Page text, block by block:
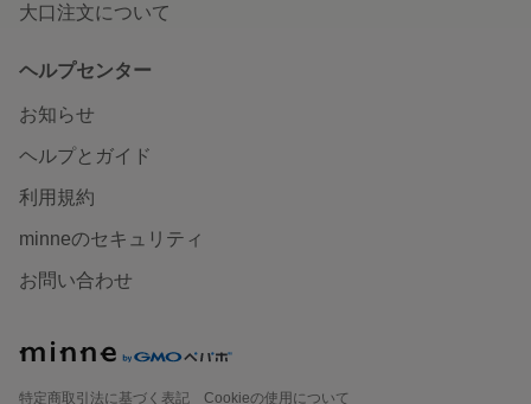
大口注文について
ヘルプセンター
お知らせ
ヘルプとガイド
利用規約
minneのセキュリティ
お問い合わせ
特定商取引法に基づく表記
Cookieの使用について